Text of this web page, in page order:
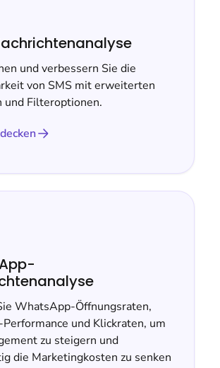
und verbessern Sie die
von SMS mit erweiterten
und Filteroptionen.
WhatsApp-Öffnungsraten,
und Klickraten, um
zu steigern und
die Marketingkosten zu senken